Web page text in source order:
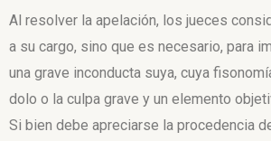
Al resolver la apelación, los jueces
a su cargo, sino que es necesario, para
una grave inconducta suya, cuya
dolo o la culpa grave y un elemento
Si bien debe apreciarse la procedencia